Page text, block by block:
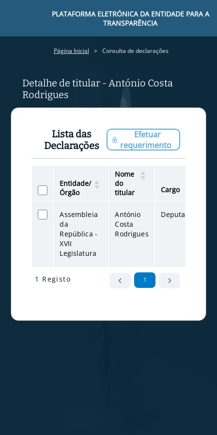
PLATAFORMA ELETRÓNICA DA ENTIDADE PARA A
TRANSPARÊNCIA
Página Inicial Consulta de declarações
Detalhe de titular - António Costa
Rodrigues
Lista das
Declarações
Efetuar
requerimento
Entidade/
Órgão
Nome
do
titular
Cargo
Assembleia
da
República -
XVII
Legislatura
António
Costa
Rodrigues
Deputado
1 Registo 1